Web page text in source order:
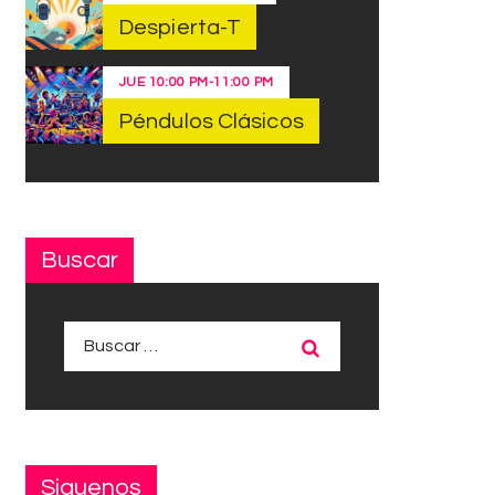
Despierta-T
JUE 10:00 PM-11:00 PM
Péndulos Clásicos
Buscar
Siguenos